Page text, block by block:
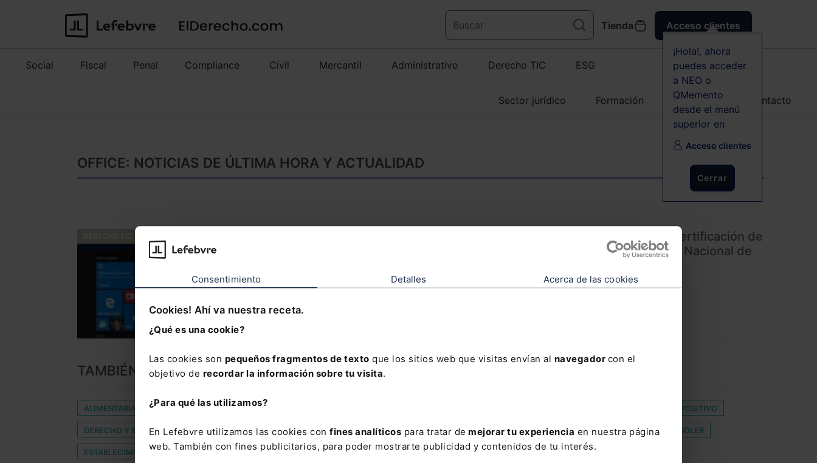
Consentimiento Detalles Acerca de las cookies
Cookies! Ahí va nuestra receta.
¿Qué es una cookie?
Las cookies son pequeños fragmentos de texto que los sitios web que visitas envían al navegador con el
objetivo de recordar la información sobre tu visita.
¿Para qué las utilizamos?
En Lefebvre utilizamos las cookies con fines analíticos para tratar de mejorar tu experiencia en nuestra página
web. También con fines publicitarios, para poder mostrarte publicidad y contenidos de tu interés.
Tienda Acceso clientes
¡Hola!, ahora
puedes acceder
a NEO o
QMemento
desde el menú
superior en
Acceso clientes
Cerrar
Social Fiscal Penal Compliance Civil Mercantil Administrativo Derecho TIC ESG
Sector jurídico Formación Agenda Contacto
OFFICE: NOTICIAS DE ÚLTIMA HORA Y ACTUALIDAD
Microsoft Azure y Office 365 renuevan la certificación de
conformidad con el Nivel Alto del Esquema Nacional de
El Derecho
TAMBIÉN TE PUEDE INTERESAR
ALIMENTARIA CONCILIACIÓN DE LA VIDA PERSONAL Y FAMILIAR DERECHO POSITIVO
DERECHO Y BIENESTAR ANIMAL DIGITALIZACIÓN REGISTRO CIVIL ECONOMÍA DIGITAL AMETIC ECOSISTEMA LEFEBVRE ENRIQUE GARCÍA SOLER
ESTABLECIMIENTO ESTAFA INFORMÁTICA FUTURO GEOREFERENCIACIÓN IDEALISTA INTERINOS